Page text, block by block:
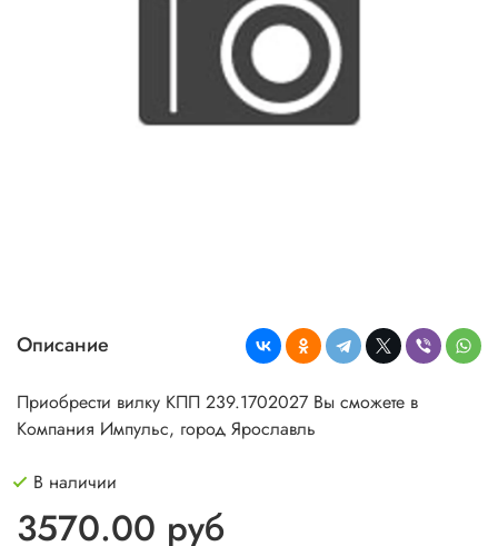
Описание
Приобрести вилку КПП 239.1702027 Вы сможете в
Компания Импульс, город Ярославль
В наличии
3570.00 руб